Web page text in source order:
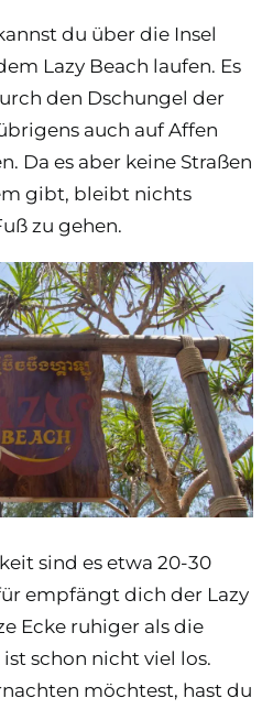
du über die Insel
Lazy Beach laufen. Es
den Dschungel der
auch auf Affen
Da es aber keine Straßen
gibt, bleibt nichts
zu gehen.
sind es etwa 20-30
empfängt dich der Lazy
Ecke ruhiger als die
schon nicht viel los.
möchtest, hast du